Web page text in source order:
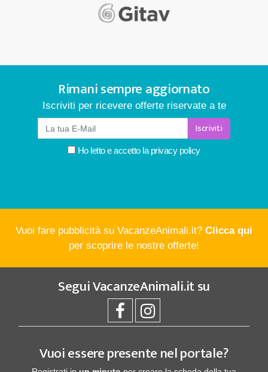
Rimani sempre aggiornato
Iscriviti per ricevere offerte riservate a te
Iscriviti
Ho letto e accetto la privacy policy
Vuoi fare pubblicità su VacanzeAnimali.it? Clicca qui
per scoprire le nostre offerte!
SeguiVacanzeAnimali.itsu
Vuoi essere presente nel portale?